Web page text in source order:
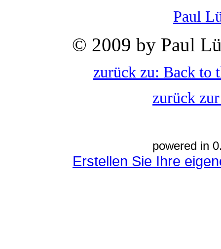
Paul
© 2009 by Paul
zurück zu: Back to
zurück
powered in
Erstellen Sie Ihre